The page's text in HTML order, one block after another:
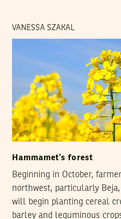
VANESSA SZAKAL
Hammamet’s forest
Beginning in October,
northwest, particularly Beja,
will begin planting cereal
barley and leguminous